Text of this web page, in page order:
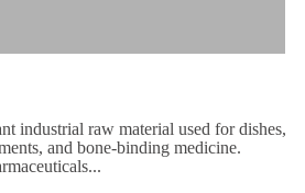
industrial raw material used for dishes,
and bone-binding medicine.